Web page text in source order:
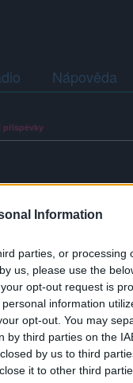
Information
parties, or processing
us, please use the
opt-out request is
information
opt-out. You may
third parties on the
by us to third
it to other third
Nápověda
příspěvky
nelze zaručit, že fotografie